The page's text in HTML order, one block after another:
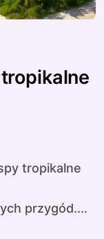
przygód....